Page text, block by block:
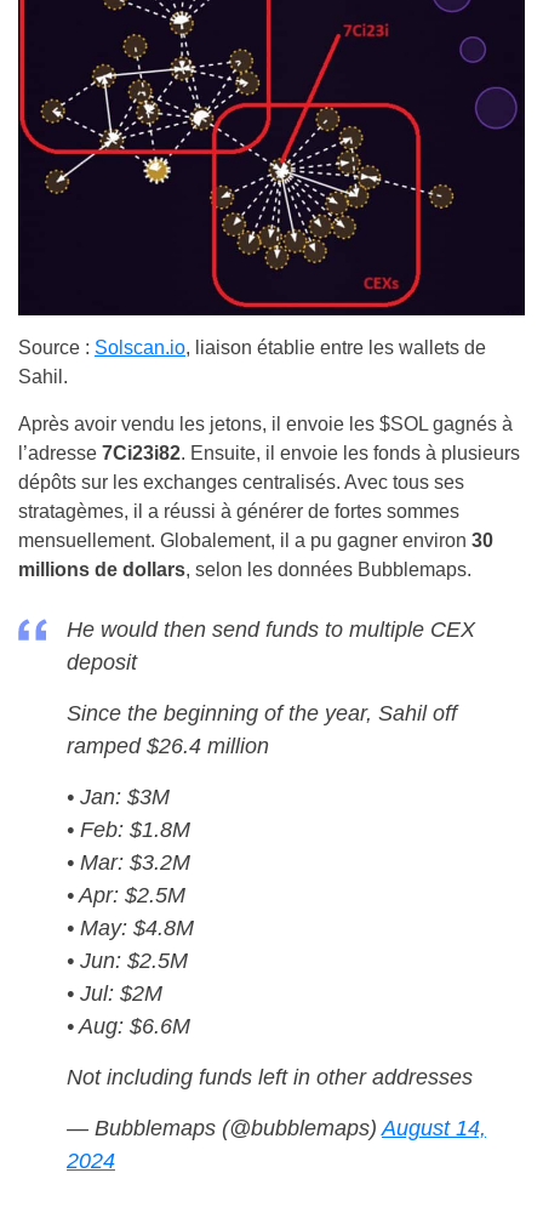
Source : Solscan.io, liaison établie entre les wallets de
Sahil.
Après avoir vendu les jetons, il envoie les $SOL gagnés à
l’adresse 7Ci23i82. Ensuite, il envoie les fonds à plusieurs
dépôts sur les exchanges centralisés. Avec tous ses
stratagèmes, il a réussi à générer de fortes sommes
mensuellement. Globalement, il a pu gagner environ 30
millions de dollars, selon les données Bubblemaps.
He would then send funds to multiple CEX
deposit
Since the beginning of the year, Sahil off
ramped $26.4 million
• Jan: $3M
• Feb: $1.8M
• Mar: $3.2M
• Apr: $2.5M
• May: $4.8M
• Jun: $2.5M
• Jul: $2M
• Aug: $6.6M
Not including funds left in other addresses
— Bubblemaps (@bubblemaps) August 14,
2024